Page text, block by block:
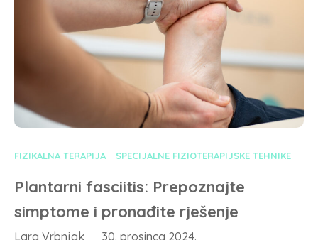
FIZIKALNA TERAPIJA SPECIJALNE FIZIOTERAPIJSKE TEHNIKE
Plantarni fasciitis: Prepoznajte
simptome i pronađite rješenje
Lara Vrbnjak
30. prosinca 2024.